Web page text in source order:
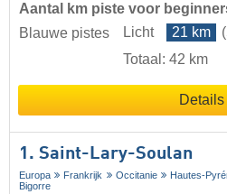
Aantal km piste voor
Blauwe pistes
Licht 21 km
Totaal: 42 km
Details
1. Saint-Lary-Soulan
Europa Frankrijk Occitanie Hautes-
Bigorre